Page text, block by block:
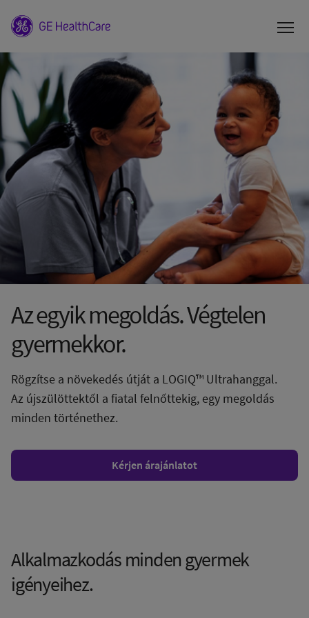
Az egyik megoldás. Végtelen
gyermekkor.
Rögzítse a növekedés útját a LOGIQ™ Ultrahanggal.
Az újszülöttektől a fiatal felnőttekig, egy megoldás
minden történethez.
Kérjen árajánlatot
Alkalmazkodás minden gyermek
igényeihez.